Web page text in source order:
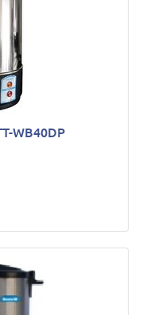
WB40DP